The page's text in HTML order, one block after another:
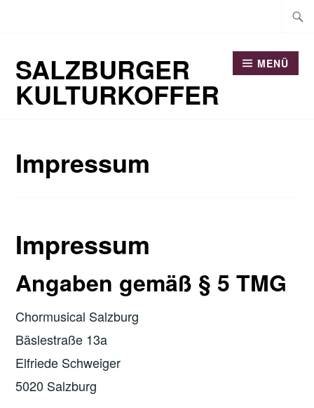
Suche
SALZBURGER
KULTURKOFFER
MENÜ
Impressum
Impressum
Angaben gemäß § 5 TMG
Chormusical Salzburg
Bäslestraße 13a
Elfriede Schweiger
5020 Salzburg